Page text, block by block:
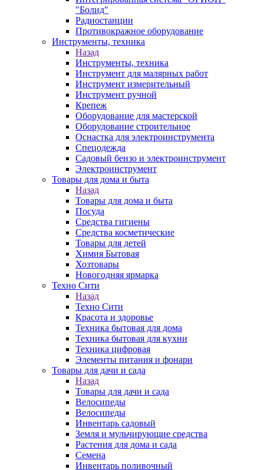
"Болид"
Радиостанции
Противокражное оборудование
Инструменты, техника
Назад
Инструменты, техника
Инструмент для малярных работ
Инструмент измерительный
Инструмент ручной
Крепеж
Оборудование для мастерской
Оборудование строительное
Оснастка для электроинструмента
Спецодежда
Садовый бензо и электроинструмент
Электроинструмент
Товары для дома и быта
Назад
Товары для дома и быта
Посуда
Средства гигиены
Средства косметические
Товары для детей
Химия Бытовая
Хозтовары
Новогодняя ярмарка
Техно Сити
Назад
Техно Сити
Красота и здоровье
Техника бытовая для дома
Техника бытовая для кухни
Техника цифровая
Элементы питания и фонари
Товары для дачи и сада
Назад
Товары для дачи и сада
Велосипеды
Велосипеды
Инвентарь садовый
Земля и мульчирующие средства
Растения для дома и сада
Семена
Инвентарь поливочный